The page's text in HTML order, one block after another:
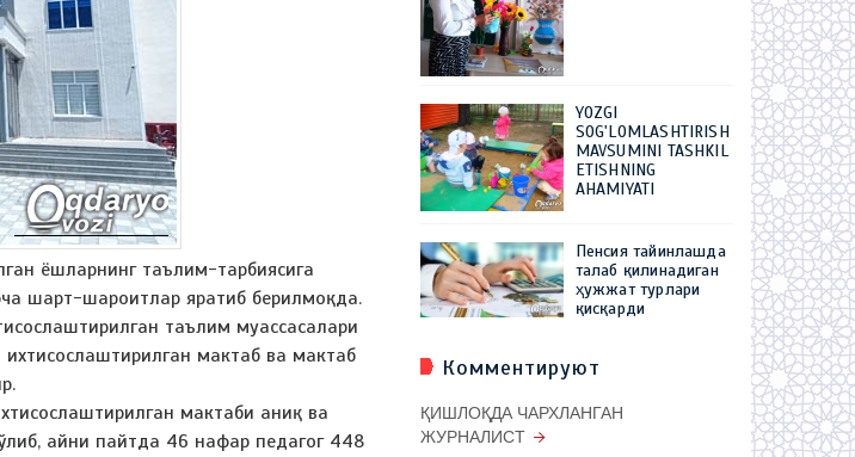
ёшларнинг таълим-тарбиясига
шарт-шароитлар яратиб берилмоқда.
таълим муассасалари
мактаб ва мактаб
мактаби аниқ ва
айни пайтда 46 нафар педагог 448
YOZGI
SOG'LOMLASHTIRISH
MAVSUMINI TASHKIL
ETISHNING
AHAMIYATI
Пенсия тайинлашда
талаб қилинадиган
ҳужжат турлари
қисқарди
Комментируют
ҚИШЛОҚДА ЧАРХЛАНГАН
ЖУРНАЛИСТ